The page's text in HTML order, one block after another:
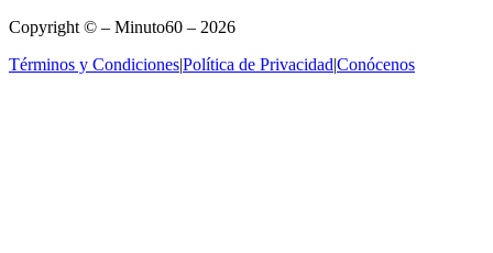
Copyright © – Minuto60 – 2026
Términos y Condiciones|Política de Privacidad|Conócenos